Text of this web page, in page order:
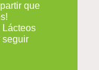
que
Lácteos
seguir